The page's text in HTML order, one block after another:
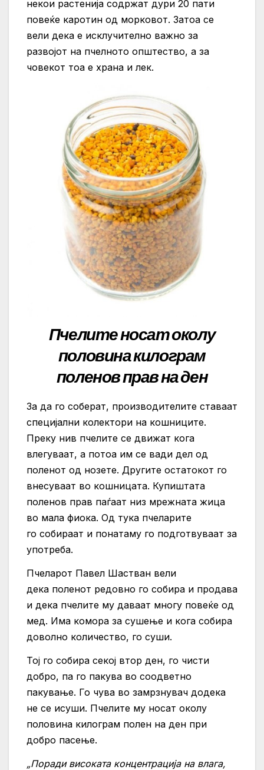
некои растенија содржат дури 20 пати
повеќе каротин од морковот. Затоа се
вели дека е исклучително важно за
развојот на пчелното општество, а за
човекот тоа е храна и лек.
Пчелите носат околу
половина килограм
поленов прав на ден
За да го соберат, производителите ставаат
специјални колектори на кошниците.
Преку нив пчелите се движат кога
влегуваат, а потоа им се вади дел од
поленот од нозете. Другите остатокот го
внесуваат во кошницата. Купиштата
поленов прав паѓаат низ мрежната жица
во мала фиока. Од тука пчеларите
го собираат и понатаму го подготвуваат за
употреба.
Пчеларот Павел Шастван вели
дека поленот редовно го собира и продава
и дека пчелите му даваат многу повеќе од
мед. Има комора за сушење и кога собира
доволно количество, го суши.
Тој го собира секој втор ден, го чисти
добро, па го пакува во соодветно
пакување. Го чува во замрзнувач додека
не се исуши. Пчелите му носат околу
половина килограм полен на ден при
добро пасење.
„Поради високата концентрација на влага,